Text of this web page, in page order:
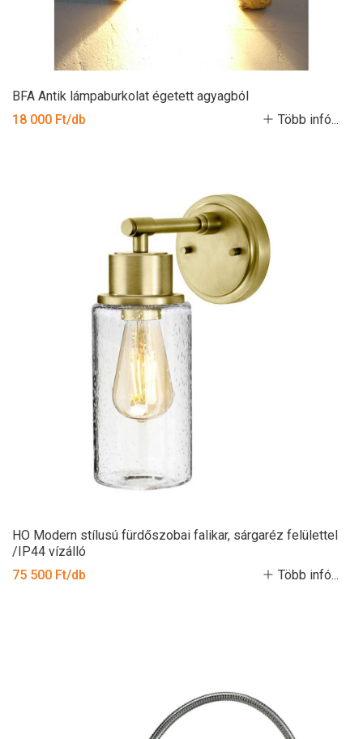
BFA Antik lámpaburkolat égetett agyagból
18 000 Ft/db
Több infó...
HO Modern stílusú fürdőszobai falikar, sárgaréz felülettel
/IP44 vízálló
75 500 Ft/db
Több infó...